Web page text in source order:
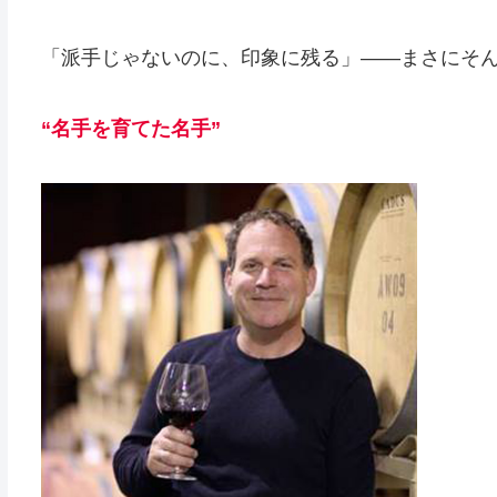
「派手じゃないのに、印象に残る」——まさにそん
“名手を育てた名手”